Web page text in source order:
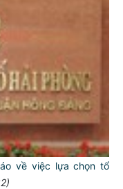
về việc lựa chọn tổ